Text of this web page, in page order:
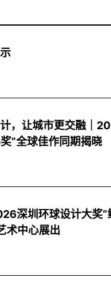
，让城市更交融｜
”全球佳作同期揭晓
深圳环球设计大奖“
术中心展出